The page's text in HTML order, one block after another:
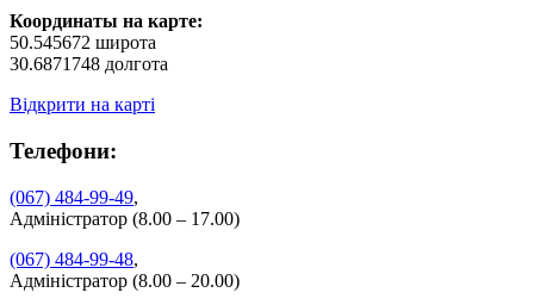
Координаты на карте:
50.545672 широта
30.6871748 долгота
Відкрити на карті
Телефони:
(067) 484-99-49,
Адміністратор (8.00 – 17.00)
(067) 484-99-48,
Адміністратор (8.00 – 20.00)